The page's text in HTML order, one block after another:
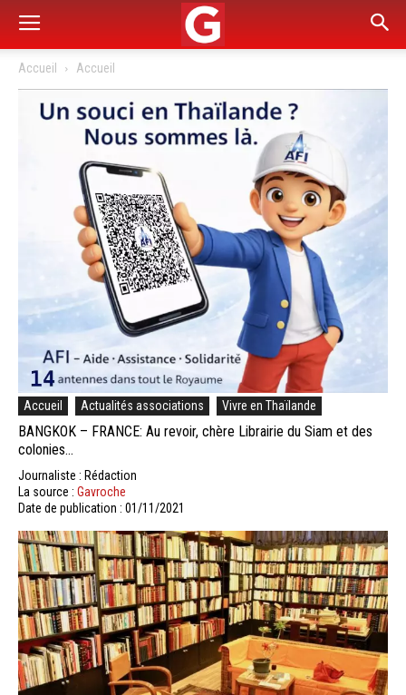
Accueil Accueil
Accueil Actualités associations Vivre en Thaïlande
BANGKOK – FRANCE: Au revoir, chère Librairie du Siam et des
colonies…
Journaliste : Rédaction
La source : Gavroche
Date de publication : 01/11/2021